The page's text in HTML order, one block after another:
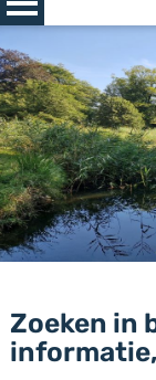
Zoeken in